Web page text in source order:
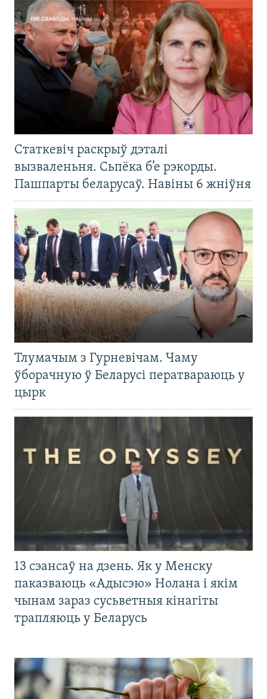
Статкевіч раскрыў дэталі
вызваленьня. Сьпёка б’е рэкорды.
Пашпарты беларусаў. Навіны 6 жніўня
Тлумачым з Гурневічам. Чаму
ўборачную ў Беларусі ператвараюць у
цырк
13 сэансаў на дзень. Як у Менску
паказваюць «Адысэю» Нолана і якім
чынам зараз сусьветныя кінагіты
трапляюць у Беларусь